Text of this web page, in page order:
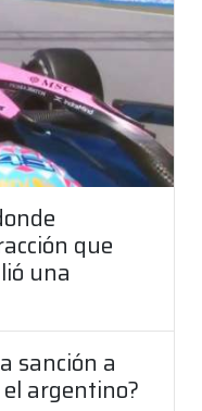
que
una
sanción a
el argentino?